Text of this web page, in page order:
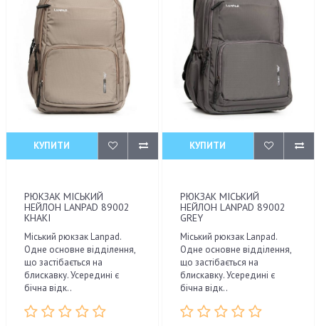
КУПИТИ
РЮКЗАК МІСЬКИЙ
НЕЙЛОН LANPAD 89002
KHAKI
Міський рюкзак Lanpad.
Одне основне відділення,
що застібається на
блискавку. Усередині є
бічна відк..
КУПИТИ
РЮКЗАК МІСЬКИЙ
НЕЙЛОН LANPAD 89002
GREY
Міський рюкзак Lanpad.
Одне основне відділення,
що застібається на
блискавку. Усередині є
бічна відк..